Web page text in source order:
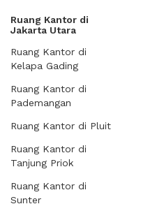
Ruang Kantor di
Jakarta Utara
Ruang Kantor di
Kelapa Gading
Ruang Kantor di
Pademangan
Ruang Kantor di Pluit
Ruang Kantor di
Tanjung Priok
Ruang Kantor di
Sunter